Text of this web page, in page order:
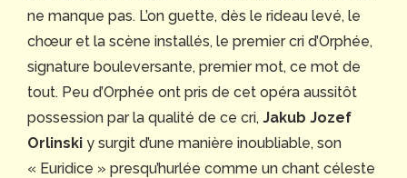
ne manque pas. L’on guette, dès le rideau levé, le
chœur et la scène installés, le premier cri d’Orphée,
signature bouleversante, premier mot, ce mot de
tout. Peu d’Orphée ont pris de cet opéra aussitôt
possession par la qualité de ce cri, Jakub Jozef
Orlinski y surgit d’une manière inoubliable, son
« Euridice » presqu’hurlée comme un chant céleste